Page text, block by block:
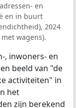
en
en in buurt
2024
wagens).
, inwoners- en
beeld van "de
activiteiten" in
het
zijn berekend